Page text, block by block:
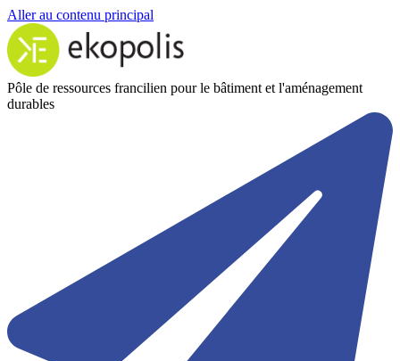
Aller au contenu principal
Pôle de ressources francilien pour le bâtiment et l'aménagement
durables